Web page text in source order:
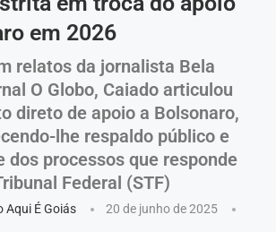
em 2026
relatos da jornalista Bela
O Globo, Caiado articulou
direto de apoio a Bolsonaro,
lhe respaldo público e
dos processos que responde
Federal (STF)
Aqui É Goiás
20 de junho de 2025